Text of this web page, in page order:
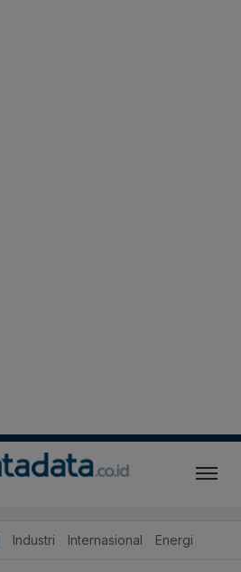
Industri Internasional Energi